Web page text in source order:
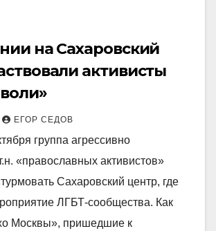
на Сахаровский
активисты
ЕГОР СЕДОВ
группа агрессивно
«православных активистов»
Сахаровский центр, где
ЛГБТ-сообщества. Как
Москвы», пришедшие к